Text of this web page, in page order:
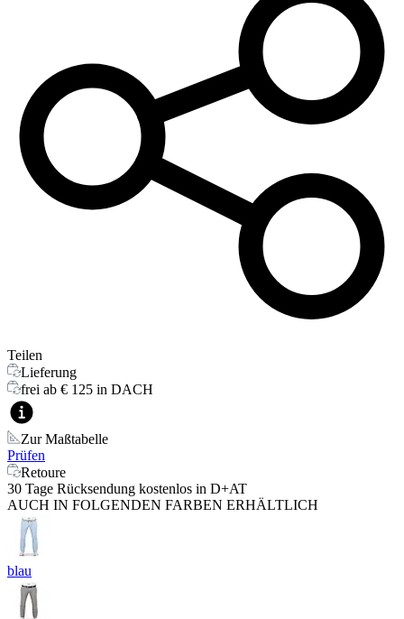
Teilen
Lieferung
frei ab € 125 in DACH
Zur Maßtabelle
Prüfen
Retoure
30 Tage Rücksendung kostenlos in D+AT
AUCH IN FOLGENDEN FARBEN ERHÄLTLICH
blau